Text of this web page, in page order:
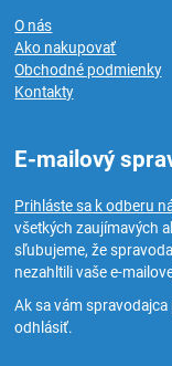
O nás
Ako nakupovať
Obchodné podmienky
Kontakty
E-mailový
Prihláste sa k odberu
všetkých zaujímavých
sľubujeme, že
nezahltili vaše e-
Ak sa vám
odhlásiť.